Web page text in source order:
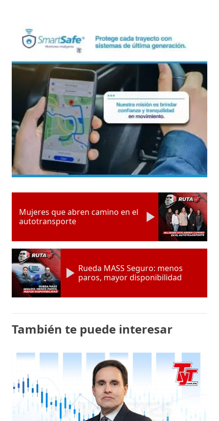
Mujeres que abren camino en el
autotransporte
Rueda MASS Seguro: menos
paros, mayor disponibilidad
También te puede interesar